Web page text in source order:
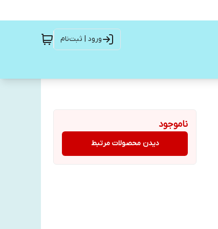
ورود | ثبت‌نام
ناموجود
دیدن محصولات مرتبط